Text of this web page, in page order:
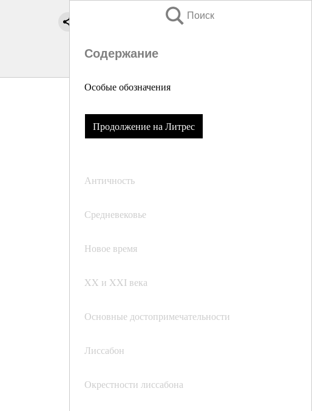
Поиск
Содержание
Особые обозначения
Продолжение на Литрес
Античность
Средневековье
Новое время
XX и XXI века
Основные достопримечательности
Лиссабон
Окрестности лиссабона